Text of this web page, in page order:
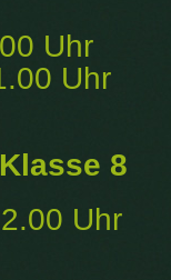
Uhr
Uhr
8
Uhr